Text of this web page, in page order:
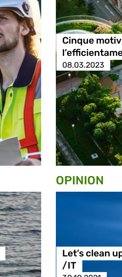
Cinque
08.03.2023
OPINION
Let’s clean
/IT